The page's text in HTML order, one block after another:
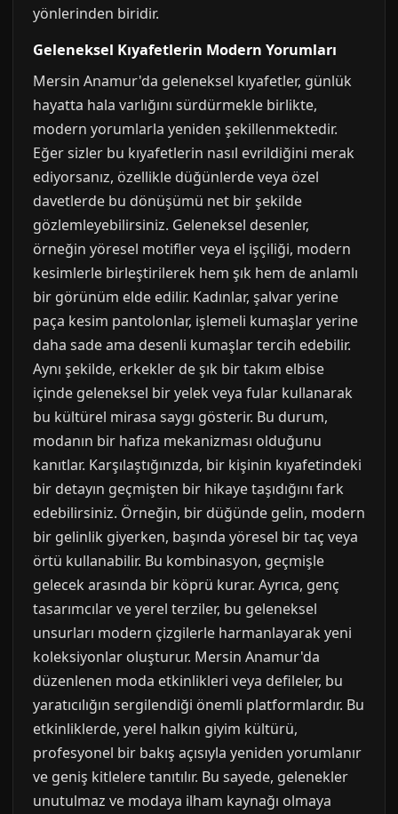
yönlerinden biridir.
Geleneksel Kıyafetlerin Modern Yorumları
Mersin Anamur'da geleneksel kıyafetler, günlük
hayatta hala varlığını sürdürmekle birlikte,
modern yorumlarla yeniden şekillenmektedir.
Eğer sizler bu kıyafetlerin nasıl evrildiğini merak
ediyorsanız, özellikle düğünlerde veya özel
davetlerde bu dönüşümü net bir şekilde
gözlemleyebilirsiniz. Geleneksel desenler,
örneğin yöresel motifler veya el işçiliği, modern
kesimlerle birleştirilerek hem şık hem de anlamlı
bir görünüm elde edilir. Kadınlar, şalvar yerine
paça kesim pantolonlar, işlemeli kumaşlar yerine
daha sade ama desenli kumaşlar tercih edebilir.
Aynı şekilde, erkekler de şık bir takım elbise
içinde geleneksel bir yelek veya fular kullanarak
bu kültürel mirasa saygı gösterir. Bu durum,
modanın bir hafıza mekanizması olduğunu
kanıtlar. Karşılaştığınızda, bir kişinin kıyafetindeki
bir detayın geçmişten bir hikaye taşıdığını fark
edebilirsiniz. Örneğin, bir düğünde gelin, modern
bir gelinlik giyerken, başında yöresel bir taç veya
örtü kullanabilir. Bu kombinasyon, geçmişle
gelecek arasında bir köprü kurar. Ayrıca, genç
tasarımcılar ve yerel terziler, bu geleneksel
unsurları modern çizgilerle harmanlayarak yeni
koleksiyonlar oluşturur. Mersin Anamur'da
düzenlenen moda etkinlikleri veya defileler, bu
yaratıcılığın sergilendiği önemli platformlardır. Bu
etkinliklerde, yerel halkın giyim kültürü,
profesyonel bir bakış açısıyla yeniden yorumlanır
ve geniş kitlelere tanıtılır. Bu sayede, gelenekler
unutulmaz ve modaya ilham kaynağı olmaya